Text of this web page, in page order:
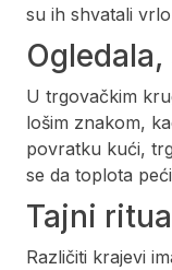
su ih shvatali
U trgovačkim
lošim znakom,
povratku kući,
se da toplota
Tajni
Različiti krajevi